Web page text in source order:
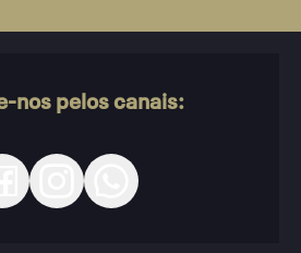
nos pelos canais: